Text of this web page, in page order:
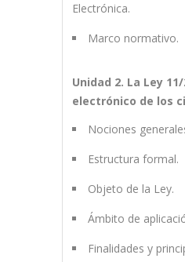
Electrónica.
Marco normativo.
Unidad 2. La Ley
electrónico de los
Nociones
Estructura formal.
Objeto de la Ley.
Ámbito de
Finalidades y